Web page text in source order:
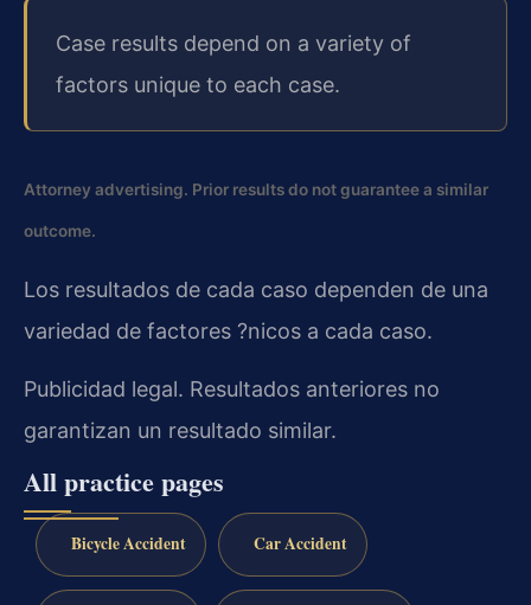
Case results depend on a variety of
factors unique to each case.
Attorney advertising. Prior results do not guarantee a similar
outcome.
Los resultados de cada caso dependen de una
variedad de factores ?nicos a cada caso.
Publicidad legal. Resultados anteriores no
garantizan un resultado similar.
All practice pages
Bicycle Accident Car Accident